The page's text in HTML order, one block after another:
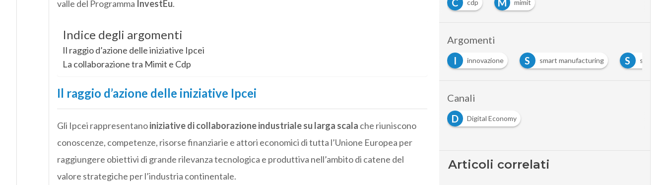
valle del Programma InvestEu.
Indice degli argomenti
Il raggio d’azione delle iniziative Ipcei
La collaborazione tra Mimit e Cdp
Il raggio d’azione delle iniziative Ipcei
Gli Ipcei rappresentanoiniziative di collaborazione industriale su larga scala che riuniscono
conoscenze, competenze, risorse finanziarie e attori economici di tutta l’Unione Europea per
raggiungere obiettivi di grande rilevanza tecnologica e produttiva nell’ambito di catene del
valore strategiche per l’industria continentale.
C
cdp M mimit
Argomenti
innovazione S smart manufacturing S
Canali
D
Digital Economy
Articoli correlati